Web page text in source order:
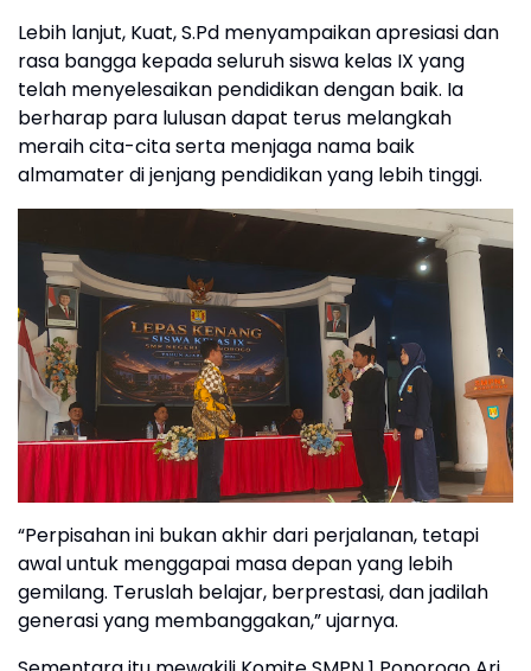
Lebih lanjut, Kuat, S.Pd menyampaikan apresiasi dan
rasa bangga kepada seluruh siswa kelas IX yang
telah menyelesaikan pendidikan dengan baik. Ia
berharap para lulusan dapat terus melangkah
meraih cita-cita serta menjaga nama baik
almamater di jenjang pendidikan yang lebih tinggi.
“Perpisahan ini bukan akhir dari perjalanan, tetapi
awal untuk menggapai masa depan yang lebih
gemilang. Teruslah belajar, berprestasi, dan jadilah
generasi yang membanggakan,” ujarnya.